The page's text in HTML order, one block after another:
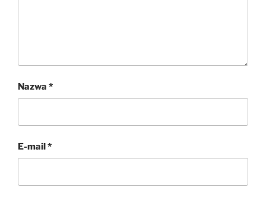
Nazwa *
E-mail*